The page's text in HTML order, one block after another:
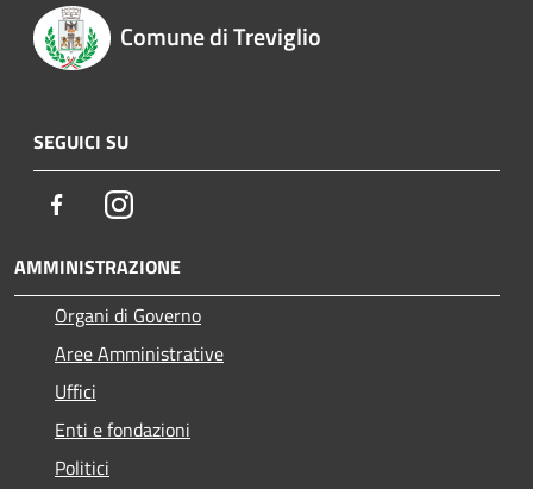
Comune di Treviglio
SEGUICI SU
FacebookInstagram
AMMINISTRAZIONE
Organi di Governo
Aree Amministrative
Uffici
Enti e fondazioni
Politici